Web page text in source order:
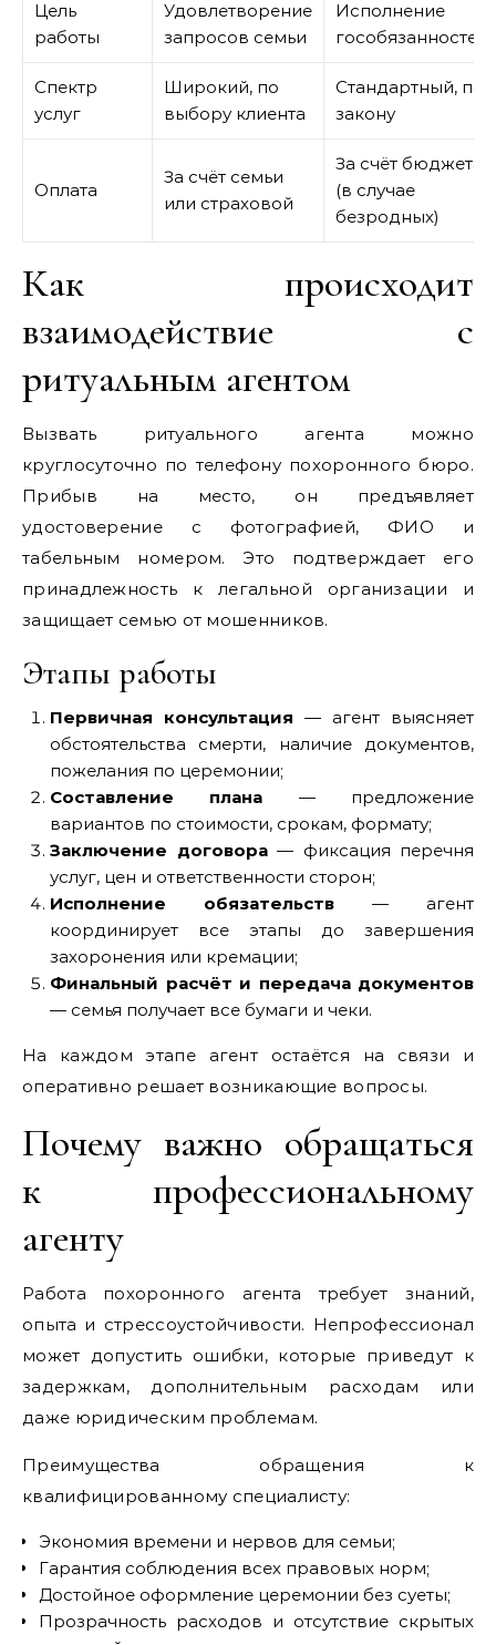
Цель
работы
Удовлетворение
запросов семьи
Исполнение
гособязанностей
Спектр
услуг
Широкий, по
выбору клиента
Стандартный, по
закону
Оплата
За счёт семьи
или страховой
За счёт бюджета
(в случае
безродных)
Как происходит
взаимодействие с
ритуальным агентом
Вызвать ритуального агента можно
круглосуточно по телефону похоронного бюро.
Прибыв на место, он предъявляет
удостоверение с фотографией, ФИО и
табельным номером. Это подтверждает его
принадлежность к легальной организации и
защищает семью от мошенников.
Этапы работы
Первичная консультация — агент выясняет
обстоятельства смерти, наличие документов,
пожелания по церемонии;
Составление плана — предложение
вариантов по стоимости, срокам, формату;
Заключение договора— фиксация перечня
услуг, цен и ответственности сторон;
Исполнение обязательств — агент
координирует все этапы до завершения
захоронения или кремации;
Финальный расчёт и передача документов
— семья получает все бумаги и чеки.
На каждом этапе агент остаётся на связи и
оперативно решает возникающие вопросы.
Почему важно обращаться
к профессиональному
агенту
Работа похоронного агента требует знаний,
опыта и стрессоустойчивости. Непрофессионал
может допустить ошибки, которые приведут к
задержкам, дополнительным расходам или
даже юридическим проблемам.
Преимущества обращения к
квалифицированному специалисту:
Экономия времени и нервов для семьи;
Гарантия соблюдения всех правовых норм;
Достойное оформление церемонии без суеты;
Прозрачность расходов и отсутствие скрытых